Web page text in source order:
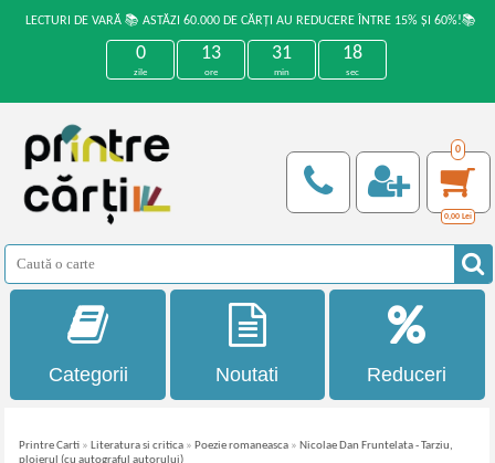
LECTURI DE VARĂ 📚 ASTĂZI 60.000 DE CĂRȚI AU REDUCERE ÎNTRE 15% ȘI 60%!📚
0
zile
13
ore
31
min
17
sec
0
0,00 Lei
Categorii Noutati Reduceri
Printre Carti » Literatura si critica » Poezie romaneasca » Nicolae Dan Fruntelata - Tarziu,
ploierul (cu autograful autorului)